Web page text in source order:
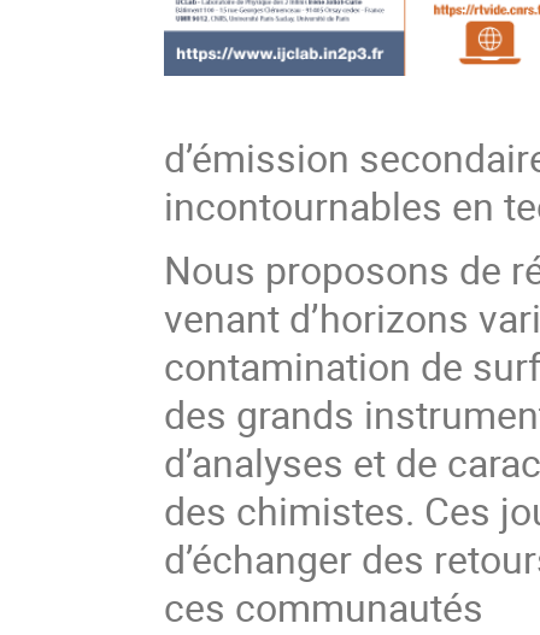
d’émission
incontournables en
Nous proposons de
venant d’horizons
contamination de
des grands
d’analyses et de
des chimistes. Ces
d’échanger des
ces communautés